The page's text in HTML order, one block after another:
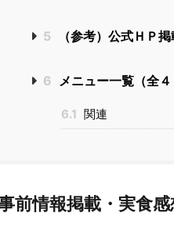
5 （参考）公式ＨＰ
6 メニュー一覧（全４
6.1 関連
前情報掲載・実食感